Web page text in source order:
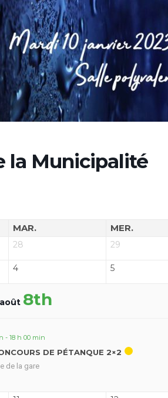
la Municipalité
MAR. MER.
28 29
4 5
8th
- 18 h 00 min
DE PÉTANQUE 2×2
de la gare